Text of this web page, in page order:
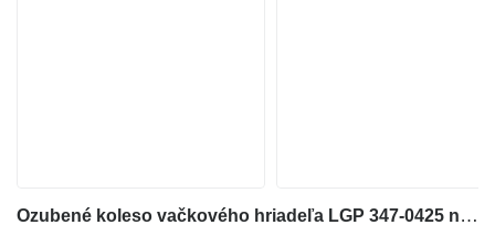
Ozubené koleso vačkového hriadeľa LGP 347-0425 na buldozéra Caterpillar D6T